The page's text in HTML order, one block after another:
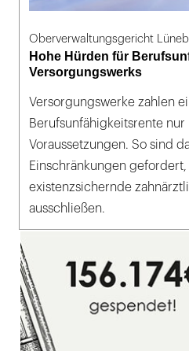
Oberverwaltungsgericht
Hohe Hürden für
Versorgungswerks
Versorgungswerke zahlen
Berufsunfähigkeitsrente nur
Voraussetzungen. So sind
Einschränkungen
existenzsichernde
ausschließen.